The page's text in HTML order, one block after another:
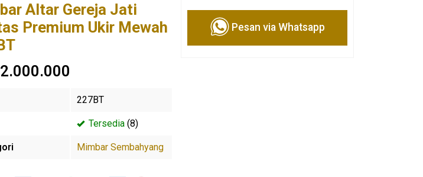
Altar Gereja Jati
Premium Ukir Mewah
227BT
Tersedia (8)
Mimbar Sembahyang
Pesan via Whatsapp